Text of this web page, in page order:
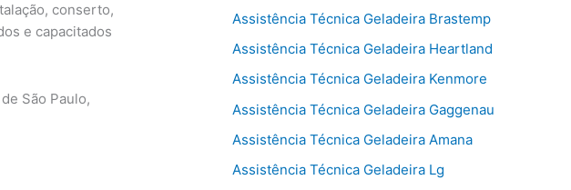
conserto,
e capacitados
São Paulo,
Assistência Técnica Geladeira Brastemp
Assistência Técnica Geladeira Heartland
Assistência Técnica Geladeira Kenmore
Assistência Técnica Geladeira Gaggenau
Assistência Técnica Geladeira Amana
Assistência Técnica Geladeira Lg